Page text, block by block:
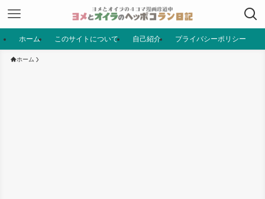
ホーム このサイトについて 自己紹介 プライバシーポリシー
ホーム